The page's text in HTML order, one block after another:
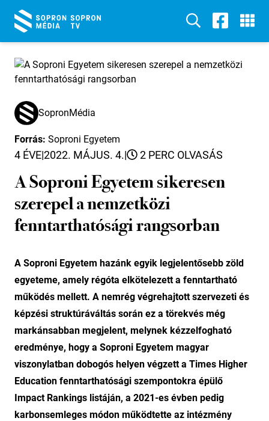
SopronMédia
Forrás: Soproni Egyetem
4 ÉVE|2022. MÁJUS. 4.| 2 PERC OLVASÁS
A Soproni Egyetem sikeresen
szerepel a nemzetközi
fenntarthatósági rangsorban
A Soproni Egyetem hazánk egyik legjelentősebb zöld
egyeteme, amely régóta elkötelezett a fenntartható
működés mellett. A nemrég végrehajtott szervezeti és
képzési struktúráváltás során ez a törekvés még
markánsabban megjelent, melynek kézzelfogható
eredménye, hogy a Soproni Egyetem magyar
viszonylatban dobogós helyen végzett a Times Higher
Education fenntarthatósági szempontokra épülő
Impact Rankings listáján, a 2021-es évben pedig
karbonsemleges módon működtette az intézmény